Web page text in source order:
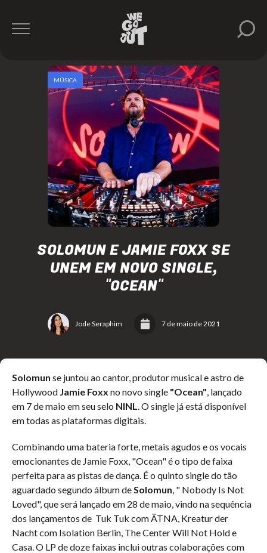
SOLOMUN E JAMIE FOXX SE
UNEM EM NOVO SINGLE,
"OCEAN"
Jode Seraphim 7 de maio de 2021
MÚSICA
Solomun se juntou ao cantor, produtor musical e astro de
Hollywood Jamie Foxx no novo single "Ocean", lançado
em 7 de maio em seu selo NINL. O single já está disponível
em todas as plataformas digitais.
Combinando uma bateria forte, metais agudos e os vocais
emocionantes de Jamie Foxx, "Ocean" é o tipo de faixa
perfeita para as pistas de dança. É o quinto single do tão
aguardado segundo álbum deSolomun, " Nobody Is Not
Loved", que será lançado em 28 de maio, vindo na sequência
dos lançamentos de Tuk Tuk com ÄTNA, Kreatur der
Nacht com Isolation Berlin, The Center Will Not Hold e
Casa. O LP de doze faixas inclui outras colaborações com